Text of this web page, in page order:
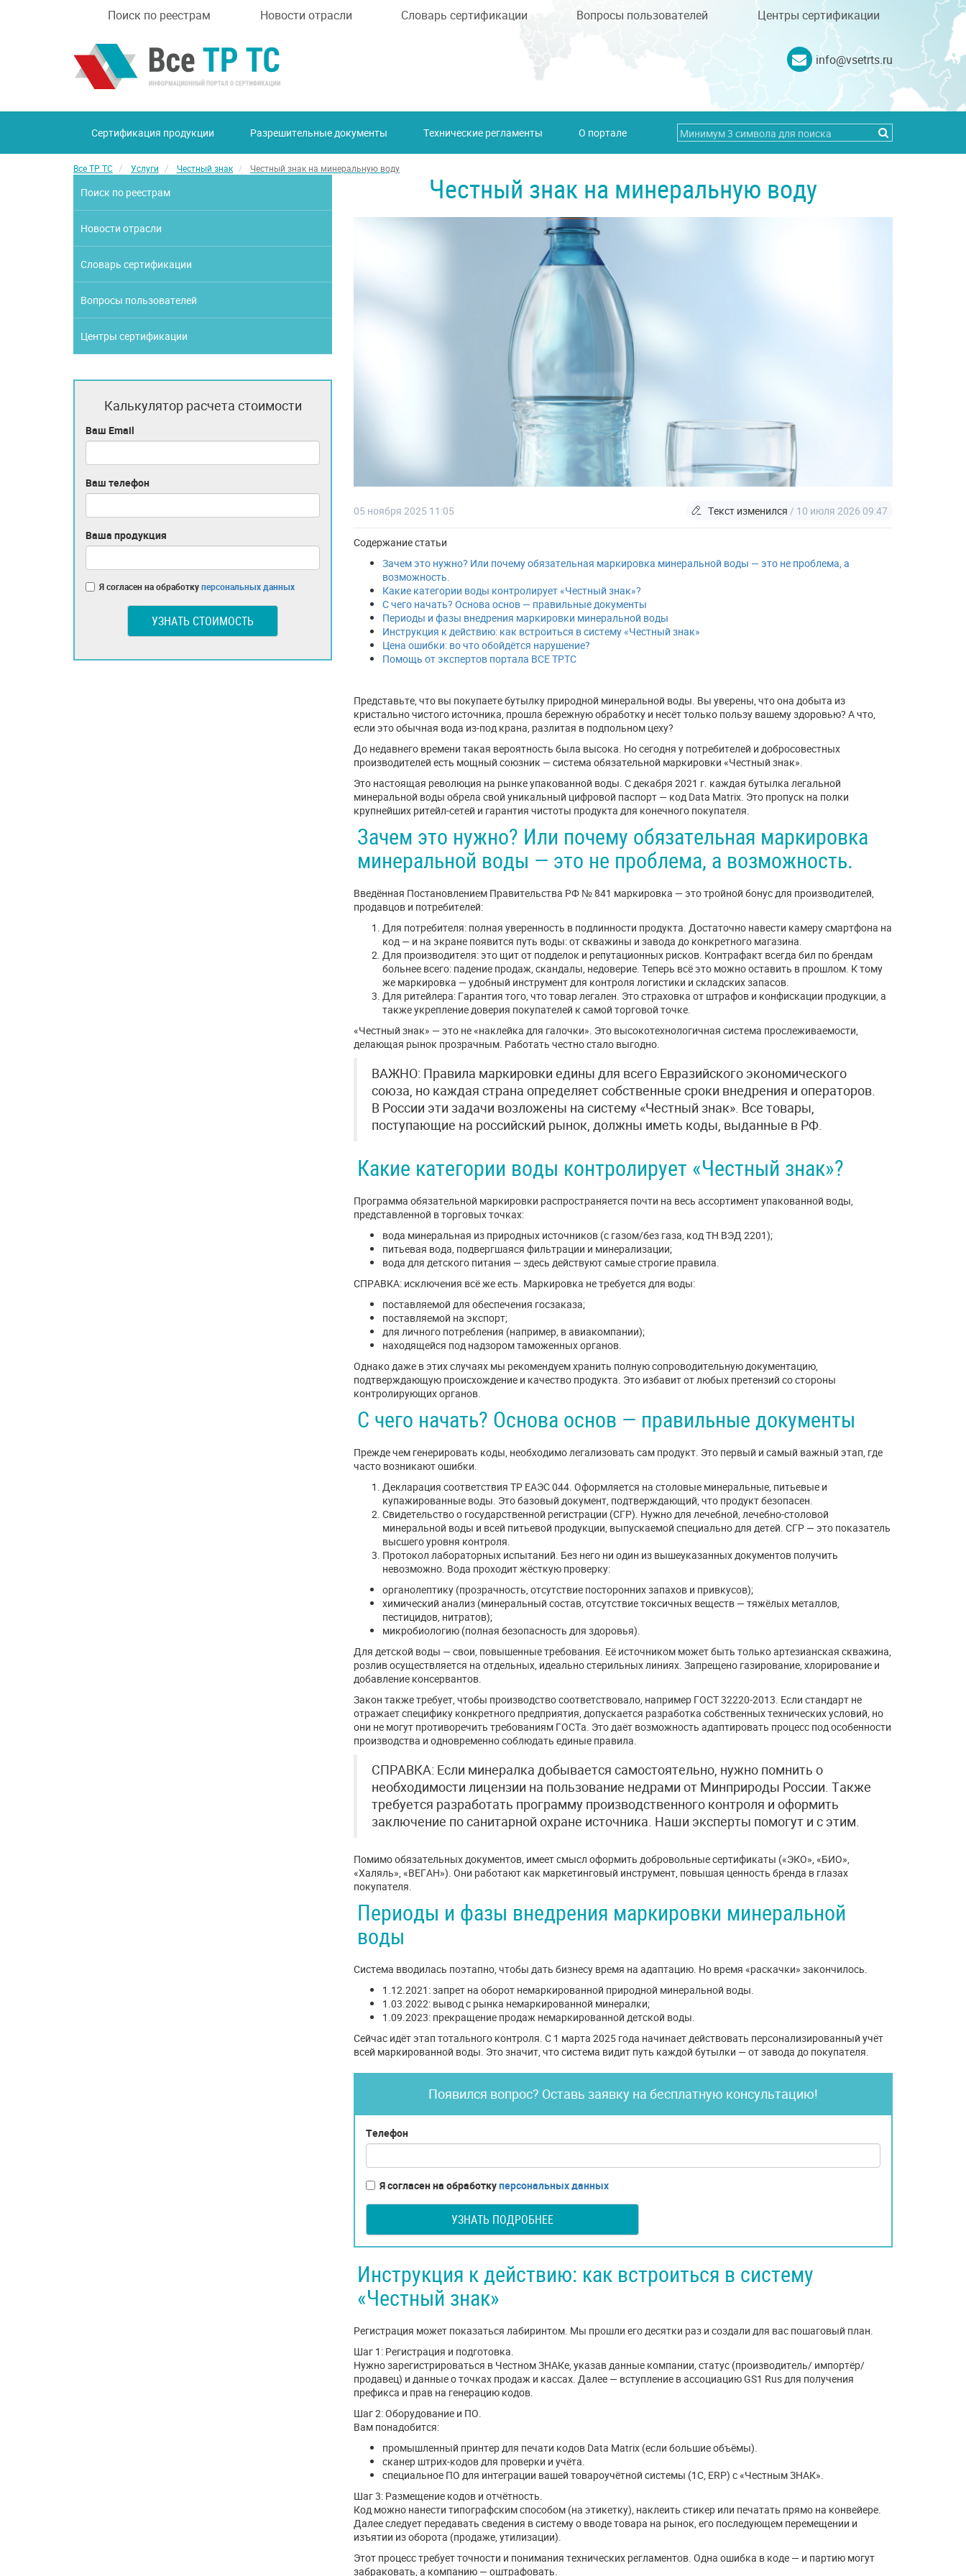
info@vsetrts.ru
Поиск по реестрам Новости отрасли Словарь сертификации Вопросы пользователей Центры сертификации
Сертификация продукции Разрешительные документы Технические регламенты О портале
Все ТР ТС Услуги Честный знак Честный знак на минеральную воду
Честный знак на минеральную воду
05 ноября 2025 11:05 Текст изменился / 10 июля 2026 09:47
Содержание статьи
Зачем это нужно? Или почему обязательная маркировка минеральной воды — это не проблема, а
возможность.
Какие категории воды контролирует «Честный знак»?
С чего начать? Основа основ — правильные документы
Периоды и фазы внедрения маркировки минеральной воды
Инструкция к действию: как встроиться в систему «Честный знак»
Цена ошибки: во что обойдётся нарушение?
Помощь от экспертов портала ВСЕ ТРТС
Представьте, что вы покупаете бутылку природной минеральной воды. Вы уверены, что она добыта из
кристально чистого источника, прошла бережную обработку и несёт только пользу вашему здоровью? А что,
если это обычная вода из-под крана, разлитая в подпольном цеху?
До недавнего времени такая вероятность была высока. Но сегодня у потребителей и добросовестных
производителей есть мощный союзник — система обязательной маркировки «Честный знак».
Это настоящая революция на рынке упакованной воды. С декабря 2021 г. каждая бутылка легальной
минеральной воды обрела свой уникальный цифровой паспорт — код Data Matrix. Это пропуск на полки
крупнейших ритейл-сетей и гарантия чистоты продукта для конечного покупателя.
Зачем это нужно? Или почему обязательная маркировка
минеральной воды — это не проблема, а возможность.
Введённая Постановлением Правительства РФ № 841 маркировка — это тройной бонус для производителей,
продавцов и потребителей:
Для потребителя: полная уверенность в подлинности продукта. Достаточно навести камеру смартфона на
код — и на экране появится путь воды: от скважины и завода до конкретного магазина.
Для производителя: это щит от подделок и репутационных рисков. Контрафакт всегда бил по брендам
больнее всего: падение продаж, скандалы, недоверие. Теперь всё это можно оставить в прошлом. К тому
же маркировка — удобный инструмент для контроля логистики и складских запасов.
Для ритейлера: Гарантия того, что товар легален. Это страховка от штрафов и конфискации продукции, а
также укрепление доверия покупателей к самой торговой точке.
«Честный знак» — это не «наклейка для галочки». Это высокотехнологичная система прослеживаемости,
делающая рынок прозрачным. Работать честно стало выгодно.
ВАЖНО: Правила маркировки едины для всего Евразийского экономического
союза, но каждая страна определяет собственные сроки внедрения и операторов.
В России эти задачи возложены на систему «Честный знак». Все товары,
поступающие на российский рынок, должны иметь коды, выданные в РФ.
Какие категории воды контролирует «Честный знак»?
Программа обязательной маркировки распространяется почти на весь ассортимент упакованной воды,
представленной в торговых точках:
вода минеральная из природных источников (с газом/без газа, код ТН ВЭД 2201);
питьевая вода, подвергшаяся фильтрации и минерализации;
вода для детского питания — здесь действуют самые строгие правила.
СПРАВКА: исключения всё же есть. Маркировка не требуется для воды:
поставляемой для обеспечения госзаказа;
поставляемой на экспорт;
для личного потребления (например, в авиакомпании);
находящейся под надзором таможенных органов.
Однако даже в этих случаях мы рекомендуем хранить полную сопроводительную документацию,
подтверждающую происхождение и качество продукта. Это избавит от любых претензий со стороны
контролирующих органов.
С чего начать? Основа основ — правильные документы
Прежде чем генерировать коды, необходимо легализовать сам продукт. Это первый и самый важный этап, где
часто возникают ошибки.
Декларация соответствия ТР ЕАЭС 044. Оформляется на столовые минеральные, питьевые и
купажированные воды. Это базовый документ, подтверждающий, что продукт безопасен.
Свидетельство о государственной регистрации (СГР). Нужно для лечебной, лечебно-столовой
минеральной воды и всей питьевой продукции, выпускаемой специально для детей. СГР — это показатель
высшего уровня контроля.
Протокол лабораторных испытаний. Без него ни один из вышеуказанных документов получить
невозможно. Вода проходит жёсткую проверку:
органолептику (прозрачность, отсутствие посторонних запахов и привкусов);
химический анализ (минеральный состав, отсутствие токсичных веществ — тяжёлых металлов,
пестицидов, нитратов);
микробиологию (полная безопасность для здоровья).
Для детской воды — свои, повышенные требования. Её источником может быть только артезианская скважина,
розлив осуществляется на отдельных, идеально стерильных линиях. Запрещено газирование, хлорирование и
добавление консервантов.
Закон также требует, чтобы производство соответствовало, например ГОСТ 32220-2013. Если стандарт не
отражает специфику конкретного предприятия, допускается разработка собственных технических условий, но
они не могут противоречить требованиям ГОСТа. Это даёт возможность адаптировать процесс под особенности
производства и одновременно соблюдать единые правила.
СПРАВКА: Если минералка добывается самостоятельно, нужно помнить о
необходимости лицензии на пользование недрами от Минприроды России. Также
требуется разработать программу производственного контроля и оформить
заключение по санитарной охране источника. Наши эксперты помогут и с этим.
Помимо обязательных документов, имеет смысл оформить добровольные сертификаты («ЭКО», «БИО»,
«Халяль», «ВЕГАН»). Они работают как маркетинговый инструмент, повышая ценность бренда в глазах
покупателя.
Периоды и фазы внедрения маркировки минеральной
воды
Система вводилась поэтапно, чтобы дать бизнесу время на адаптацию. Но время «раскачки» закончилось.
1.12.2021: запрет на оборот немаркированной природной минеральной воды.
1.03.2022: вывод с рынка немаркированной минералки;
1.09.2023: прекращение продаж немаркированной детской воды.
Сейчас идёт этап тотального контроля. С 1 марта 2025 года начинает действовать персонализированный учёт
всей маркированной воды. Это значит, что система видит путь каждой бутылки — от завода до покупателя.
Появился вопрос? Оставь заявку на бесплатную консультацию!
Телефон
Я согласен на обработкуперсональных данных
УЗНАТЬ ПОДРОБНЕЕ
Инструкция к действию: как встроиться в систему
«Честный знак»
Регистрация может показаться лабиринтом. Мы прошли его десятки раз и создали для вас пошаговый план.
Шаг 1: Регистрация и подготовка.
Нужно зарегистрироваться в Честном ЗНАКе, указав данные компании, статус (производитель/ импортёр/
продавец) и данные о точках продаж и кассах. Далее — вступление в ассоциацию GS1 Rus для получения
префикса и прав на генерацию кодов.
Шаг 2: Оборудование и ПО.
Вам понадобится:
промышленный принтер для печати кодов Data Matrix (если большие объёмы).
сканер штрих-кодов для проверки и учёта.
специальное ПО для интеграции вашей товароучётной системы (1С, ERP) с «Честным ЗНАК».
Шаг 3: Размещение кодов и отчётность.
Код можно нанести типографским способом (на этикетку), наклеить стикер или печатать прямо на конвейере.
Далее следует передавать сведения в систему о вводе товара на рынок, его последующем перемещении и
изъятии из оборота (продаже, утилизации).
Этот процесс требует точности и понимания технических регламентов. Одна ошибка в коде — и партию могут
забраковать, а компанию — оштрафовать.
Поиск по реестрам
Новости отрасли
Словарь сертификации
Вопросы пользователей
Центры сертификации
Калькулятор расчета стоимости
Ваш Email
Ваш телефон
Ваша продукция
Я согласен на обработкуперсональных данных
УЗНАТЬ СТОИМОСТЬ